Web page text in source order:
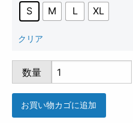
S M L XL
クリア
HS1100-
018
個
数量
お買い物カゴに追加